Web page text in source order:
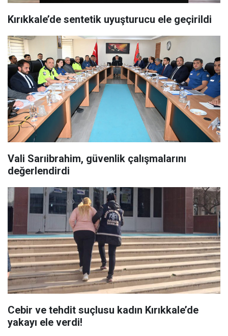
Kırıkkale’de sentetik uyuşturucu ele geçirildi
Vali Sarıibrahim, güvenlik çalışmalarını
değerlendirdi
Cebir ve tehdit suçlusu kadın Kırıkkale’de
yakayı ele verdi!